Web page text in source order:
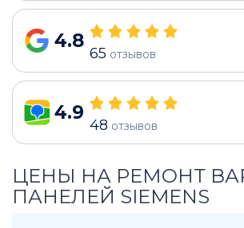
4.8
65 отзывов
4.9
48 отзывов
ЦЕНЫ НА РЕМОНТ
ПАНЕЛЕЙ SIEMENS